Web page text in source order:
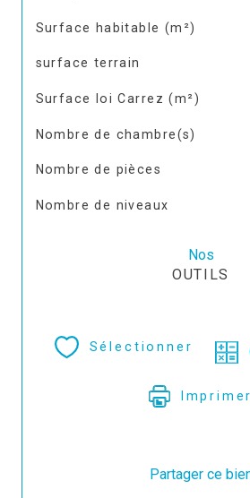
Surface habitable (m²)
surface terrain
Surface loi Carrez (m²)
Nombre de chambre(s)
Nombre de pièces
Nombre de niveaux
Nos
OUTILS
Sélectionner
Imprimer
Partager ce